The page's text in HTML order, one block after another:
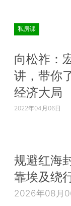
私房课
向松祚：
讲，带你
经济大局
2022年04月06日
规避红海
靠埃及绕
2026年08月